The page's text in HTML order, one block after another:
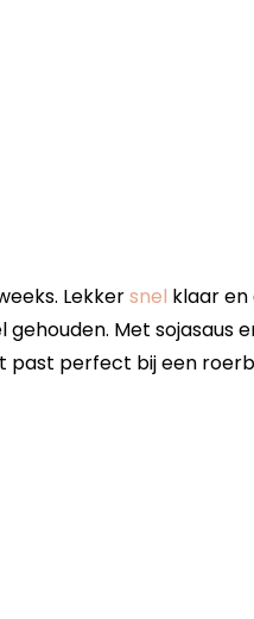
Lekkersnel klaar en
gehouden. Met sojasaus
past perfect bij een